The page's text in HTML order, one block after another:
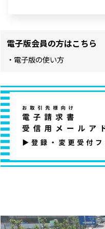
電子版会員の方はこちら
・電子版の使い方